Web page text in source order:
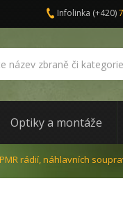
Infolinka (+420)
Optiky a montáže
rádií, náhlavních